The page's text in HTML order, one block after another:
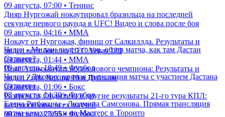
09 августа, 07:00 • Теннис
Дияр Нургожай нокаутировал бразильца на последней
секунде первого раунда в UFC! Видео и слова после боя
09 августа, 04:16 • ММА
Нокаут от Нургожая, финиш от Салкиллда. Результаты и
видео всех боев на UFC Vegas 120
09 августа, 01:44 • ММА
Пояс Алимханулы обрел нового чемпиона: Результаты и
видео Zuffa Boxing 10 в Дублине
09 августа, 01:06 • Бокс
Разгром от Ордабасы и другие результаты 21-го тура КПЛ:
видеоообзоры всех матчей
08 августа, 23:55 • Футбол
Челси - Милан: видео голов, обзор матча, как там Дастан
Сатпаев?
08 августа, 18:49 • Футбол
Челси - Джохор: прямая трансляция матча с участием Дастана
Сатпаева
08 августа, 14:30 • Футбол
Елена Рыбакина - Людмила Самсонова. Прямая трансляция
матча казахстанки на Мастерс в Торонто